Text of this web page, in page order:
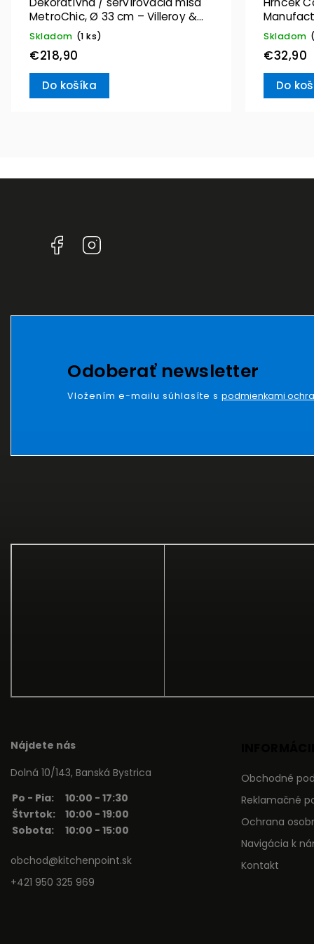
MetroChic, Ø 33 cm – Villeroy &
Boch
Skladom (1 ks)
€218,90
Do košíka
Villeroy &
Skladom
€32,90
Do
Facebook
Odoberať newsletter
Vložením e-mailu súhlasíte s podmienkami
Nájdete nás
Dolná 10/143, Banská Bystrica
Po - Pia:
10:00 - 17:30
Štvrtok:
10:00 - 19:00
Sobota:
10:00 - 15:00
obchod@kitchenpoint.sk
+421 950 325 969
Obchodné
Reklamačné
Ochrana
Navigácia k
Kontakt